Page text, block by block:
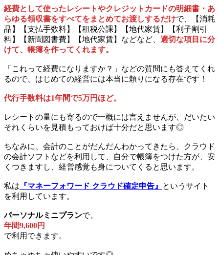
経費として使ったレシートやクレジットカードの明細書・あ
らゆる領収書をすべてをまとめてお渡しするだけで、【消耗
品】【支払手数料】【租税公課】【地代家賃】【利子割引
料】【新聞図書費】【地代家賃】などなど、 適切な項目に分
けて、帳簿を作ってくれます。
「これって経費になりますか？」などの質問にも答えてくれ
るので、はじめての経営には本当に頼りになる存在です！
代行手数料は1年間で5万円ほど。
レシートの量にも寄るので一概には言えませんが、だいたい
それくらいを見積もっておけば十分だと思います◎
ちなみに、会計のことがだんだんわかってきたら、クラウド
の会計ソフトなどを利用して、自分で帳簿をつけた方が、安
くつきますし、経営感覚も身についてくると思います。
私は 『マネーフォワード クラウド確定申告』
というサイト
を利用しています。
パーソナルミニプランで、
年間9,600円
で利用できます。